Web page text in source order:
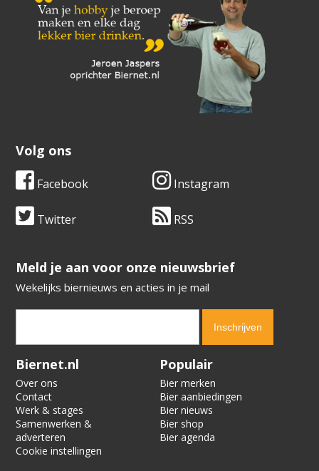
Volg ons
Facebook Instagram
Twitter RSS
​​​​​​​Meld je aan voor onze nieuwsbrief
Wekelijks biernieuws en acties in je mail
Verification code:
Biernet.nl
Over ons
Contact
Werk & stages
Samenwerken &
adverteren
Cookie instellingen
Populair
Bier merken
Bier aanbiedingen
Bier nieuws
Bier shop
Bier agenda